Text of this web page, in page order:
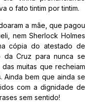
o fato tintim por tintim.
a mãe, que pagou
nem Sherlock Holmes
cópia do atestado de
da Cruz para nunca se
muitas que recheiam
Ainda bem que ainda se
com a dignidade de
sem sentido!